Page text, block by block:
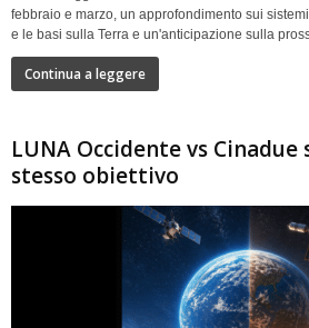
febbraio e marzo, un approfondimento sui
e le basi sulla Terra e un'anticipazione sulla
Continua a leggere
LUNA Occidente vs
stesso obiettivo